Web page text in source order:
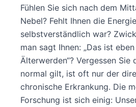
Fühlen Sie sich nach dem
Nebel? Fehlt Ihnen die
selbstverständlich war?
man sagt Ihnen: „Das ist
Älterwerden“? Vergessen Sie
normal gilt, ist oft nur der
chronische Erkrankung. Die
Forschung ist sich einig: